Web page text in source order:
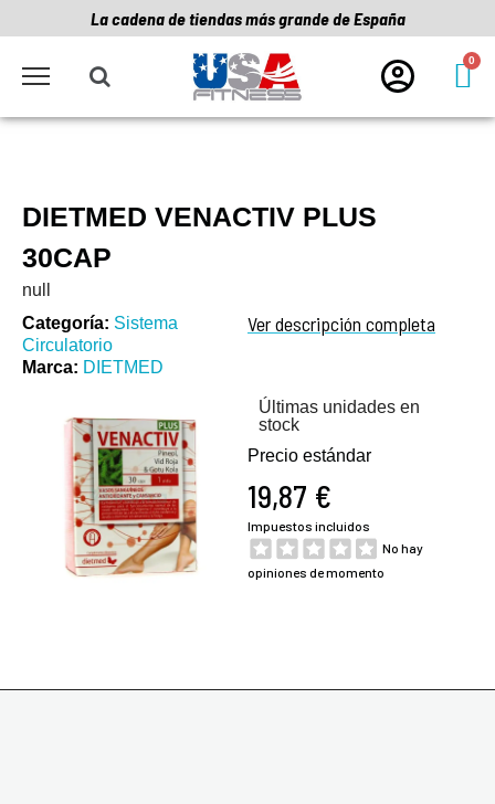
La cadena de tiendas más grande de España
DIETMED VENACTIV PLUS
30CAP
null
Categoría Sistema
Circulatorio
Marca
DIETMED
Ver descripción completa
Últimas unidades en
stock
Precio estándar
19,87 €
Impuestos incluidos
No hay
opiniones de momento